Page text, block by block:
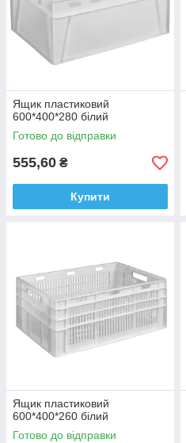
Ящик пластиковий
600*400*280 білий
Готово до відправки
555,60 ₴
Купити
Ящик пластиковий
600*400*260 білий
Готово до відправки